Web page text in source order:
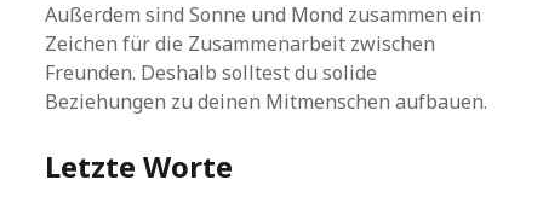
Außerdem sind Sonne und Mond zusammen ein
Zeichen für die Zusammenarbeit zwischen
Freunden. Deshalb solltest du solide
Beziehungen zu deinen Mitmenschen aufbauen.
Letzte Worte